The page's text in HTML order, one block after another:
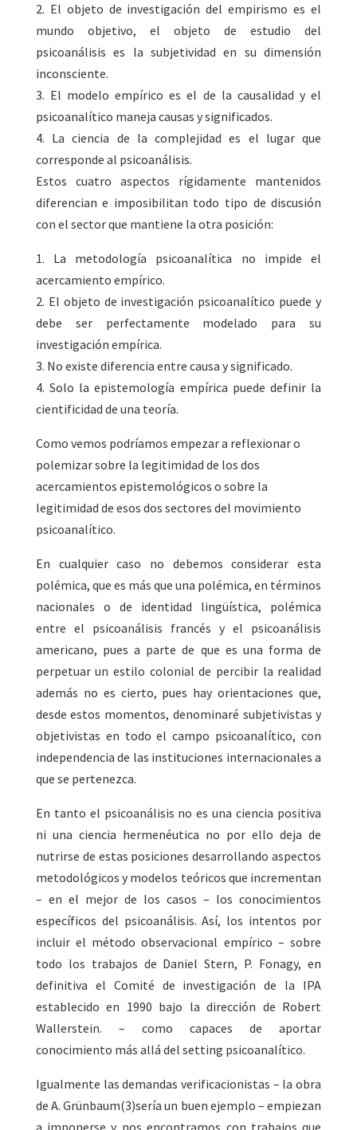
2. El objeto de investigación del empirismo es el
mundo objetivo, el objeto de estudio del
psicoanálisis es la subjetividad en su dimensión
inconsciente.
3. El modelo empírico es el de la causalidad y el
psicoanalítico maneja causas y significados.
4. La ciencia de la complejidad es el lugar que
corresponde al psicoanálisis.
Estos cuatro aspectos rígidamente mantenidos
diferencian e imposibilitan todo tipo de discusión
con el sector que mantiene la otra posición:
1. La metodología psicoanalítica no impide el
acercamiento empírico.
2. El objeto de investigación psicoanalítico puede y
debe ser perfectamente modelado para su
investigación empírica.
3. No existe diferencia entre causa y significado.
4. Solo la epistemología empírica puede definir la
cientificidad de una teoría.
Como vemos podríamos empezar a reflexionar o
polemizar sobre la legitimidad de los dos
acercamientos epistemológicos o sobre la
legitimidad de esos dos sectores del movimiento
psicoanalítico.
En cualquier caso no debemos considerar esta
polémica, que es más que una polémica, en términos
nacionales o de identidad lingüística, polémica
entre el psicoanálisis francés y el psicoanálisis
americano, pues a parte de que es una forma de
perpetuar un estilo colonial de percibir la realidad
además no es cierto, pues hay orientaciones que,
desde estos momentos, denominaré subjetivistas y
objetivistas en todo el campo psicoanalítico, con
independencia de las instituciones internacionales a
que se pertenezca.
En tanto el psicoanálisis no es una ciencia positiva
ni una ciencia hermenéutica no por ello deja de
nutrirse de estas posiciones desarrollando aspectos
metodológicos y modelos teóricos que incrementan
– en el mejor de los casos – los conocimientos
específicos del psicoanálisis. Así, los intentos por
incluir el método observacional empírico – sobre
todo los trabajos de Daniel Stern, P. Fonagy, en
definitiva el Comité de investigación de la IPA
establecido en 1990 bajo la dirección de Robert
Wallerstein. – como capaces de aportar
conocimiento más allá del setting psicoanalítico.
Igualmente las demandas verificacionistas – la obra
de A. Grünbaum(3)sería un buen ejemplo – empiezan